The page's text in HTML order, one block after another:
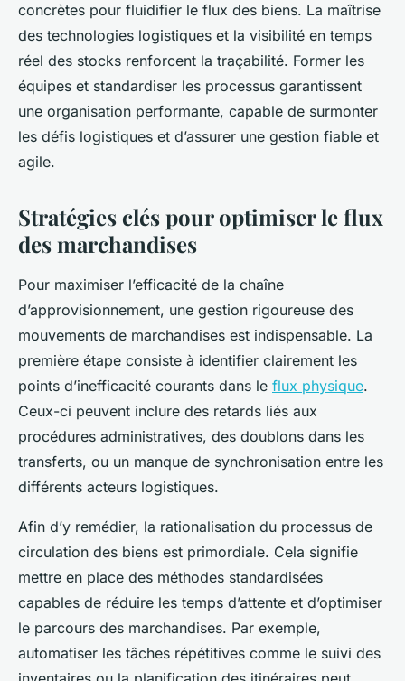
clarice•17 février 2026•8 min de lecture
concrètes pour fluidifier le flux des biens. La maîtrise
des technologies logistiques et la visibilité en temps
réel des stocks renforcent la traçabilité. Former les
équipes et standardiser les processus garantissent
une organisation performante, capable de surmonter
les défis logistiques et d’assurer une gestion fiable et
agile.
Stratégies clés pour optimiser le flux
des marchandises
Pour maximiser l’efficacité de la chaîne
d’approvisionnement, une gestion rigoureuse des
mouvements de marchandises est indispensable. La
première étape consiste à identifier clairement les
points d’inefficacité courants dans le flux physique.
Ceux-ci peuvent inclure des retards liés aux
procédures administratives, des doublons dans les
transferts, ou un manque de synchronisation entre les
différents acteurs logistiques.
Afin d’y remédier, la rationalisation du processus de
circulation des biens est primordiale. Cela signifie
mettre en place des méthodes standardisées
capables de réduire les temps d’attente et d’optimiser
le parcours des marchandises. Par exemple,
automatiser les tâches répétitives comme le suivi des